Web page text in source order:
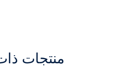
منتجات